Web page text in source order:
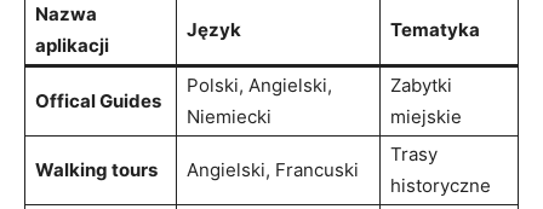
Nazwa
aplikacji
Język Tematyka
Offical‍ Guides
Polski, Angielski,​
Niemiecki
Zabytki
miejskie
Walking tours Angielski,⁤ Francuski
Trasy​
historyczne